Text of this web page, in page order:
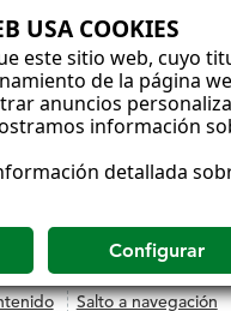
USA COOKIES
este sitio web, cuyo
de la página
anuncios
información
detallada
Salto a navegación